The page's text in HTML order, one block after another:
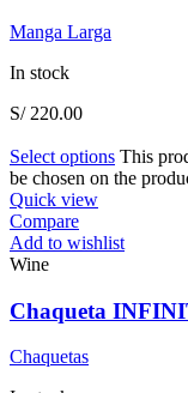
Manga Larga
In stock
S/220.00
Select options This
be chosen on the
Quick view
Compare
Add to wishlist
Wine
Chaqueta
Chaquetas